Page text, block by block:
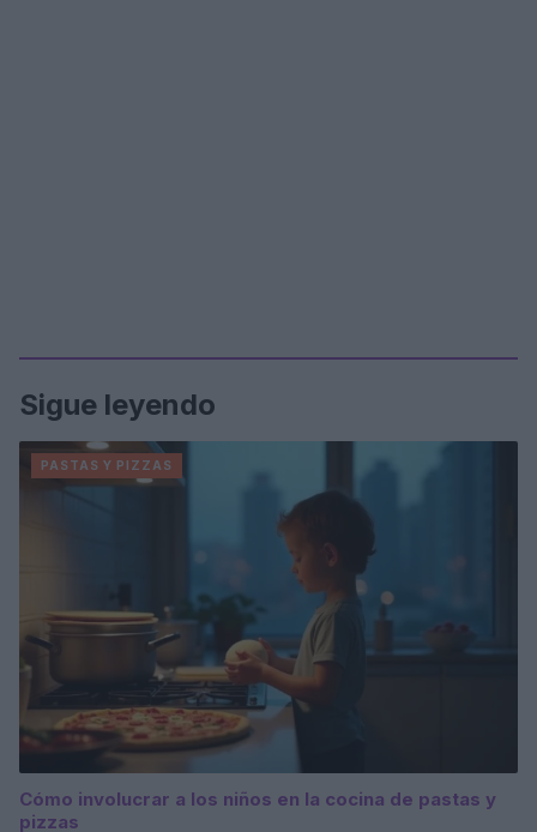
Sigue leyendo
PASTAS Y PIZZAS
Cómo involucrar a los niños en la cocina de pastas y
pizzas